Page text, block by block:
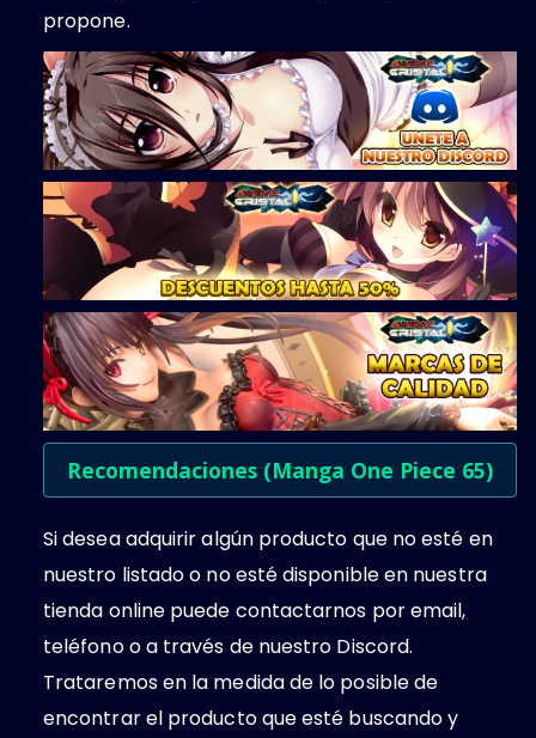
propone.
Recomendaciones (Manga One Piece 65)
Si desea adquirir algún producto que no esté en
nuestro listado o no esté disponible en nuestra
tienda online puede contactarnos por email,
teléfono o a través de nuestro Discord.
Trataremos en la medida de lo posible de
encontrar el producto que esté buscando y